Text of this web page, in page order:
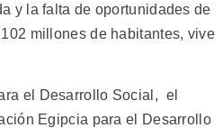
y la falta de oportunidades de
millones de habitantes, vive
el Desarrollo Social, el
Egipcia para el Desarrollo